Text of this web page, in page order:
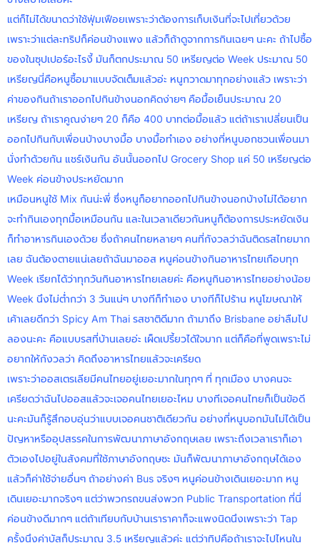
แต่ก็ไม่ได้ขนาดว่าใช้ฟุ่มเฟือยเพราะว่าต้องการเก็บเงินที่จะไปเที่ยวด้วย
เพราะว่าแต่ละทริปก็ค่อนข้างแพง แล้วก็ถ้าดูจากการกินเฉยๆ นะคะ ถ้าไปซื้อ
ของในซุปเปอร์อะไรงี้ มันก็ตกประมาณ 50 เหรียญต่อ Week ประมาณ 50
เหรียญนี่คือหนูซื้อมาแบบจัดเต็มแล้วอ่ะ หนูกวาดมาทุกอย่างแล้ว เพราะว่า
ค่าของกินถ้าเราออกไปกินข้างนอกคิดง่ายๆ คือมื้อเย็นประมาณ 20
เหรียญ ถ้าเราคูณง่ายๆ 20 ก็คือ 400 บาทต่อมื้อแล้ว แต่ถ้าเราเปลี่ยนเป็น
ออกไปกินกับเพื่อนบ้างบางมื้อ บางมื้อทำเอง อย่างที่หนูบอกชวนเพื่อนมา
นั่งทำด้วยกัน แชร์เงินกัน อันนั้นออกไป Grocery Shop แค่ 50 เหรียญต่อ
Week ค่อนข้างประหยัดมาก
เหมือนหนูใช้ Mix กันน่ะพี่ ซึ่งหนูก็อยากออกไปกินข้างนอกบ้างไม่ได้อยาก
จะทำกินเองทุกมื้อเหมือนกัน และในเวลาเดียวกันหนูก็ต้องการประหยัดเงิน
ก็ทำอาหารกินเองด้วย ซึ่งถ้าคนไทยหลายๆ คนที่กังวลว่าฉันติดรสไทยมาก
เลย ฉันต้องตายแน่เลยถ้าฉันมาออส หนูค่อนข้างกินอาหารไทยเกือบทุก
Week เรียกได้ว่าทุกวันกินอาหารไทยเลยค่ะ คือหนูกินอาหารไทยอย่างน้อย
Week นึงไม่ต่ำกว่า 3 วันแน่ๆ บางทีก็ทำเอง บางทีก็ไปร้าน หนูโฆษณาให้
เค้าเลยดีกว่า Spicy Am Thai รสชาติดีมาก ถ้ามาถึง Brisbane อย่าลืมไป
ลองนะคะ คือแบบรสที่บ้านเลยอ่ะ เผ็ดเปรี้ยวได้ใจมาก แต่ก็คือที่พูดเพราะไม่
อยากให้กังวลว่า คิดถึงอาหารไทยแล้วจะเครียด
เพราะว่าออสเตรเลียมีคนไทยอยู่เยอะมากในทุกๆ ที่ ทุกเมือง บางคนจะ
เครียดว่าฉันไปออสแล้วจะเจอคนไทยเยอะไหม บางทีเจอคนไทยก็เป็นข้อดี
นะคะมันก็รู้สึกอบอุ่นว่าแบบเจอคนชาติเดียวกัน อย่างที่หนูบอกมันไม่ได้เป็น
ปัญหาหรืออุปสรรคในการพัฒนาภาษาอังกฤษเลย เพราะถึงเวลาเราก็เอา
ตัวเองไปอยู่ในสังคมที่ใช้ภาษาอังกฤษซะ มันก็พัฒนาภาษาอังกฤษได้เอง
แล้วก็ค่าใช้จ่ายอื่นๆ ถ้าอย่างค่า Bus จริงๆ หนูค่อนข้างเดินเยอะมาก หนู
เดินเยอะมากจริงๆ แต่ว่าพวกรถขนส่งพวก Public Transportation ที่นี่
ค่อนข้างดีมากๆ แต่ถ้าเทียบกับบ้านเราราคาก็จะแพงนิดนึงเพราะว่า Tap
ครั้งนึงค่าบัสก็ประมาณ 3.5 เหรียญแล้วค่ะ แต่ว่าทิปคือถ้าเราจะไปไหนใน